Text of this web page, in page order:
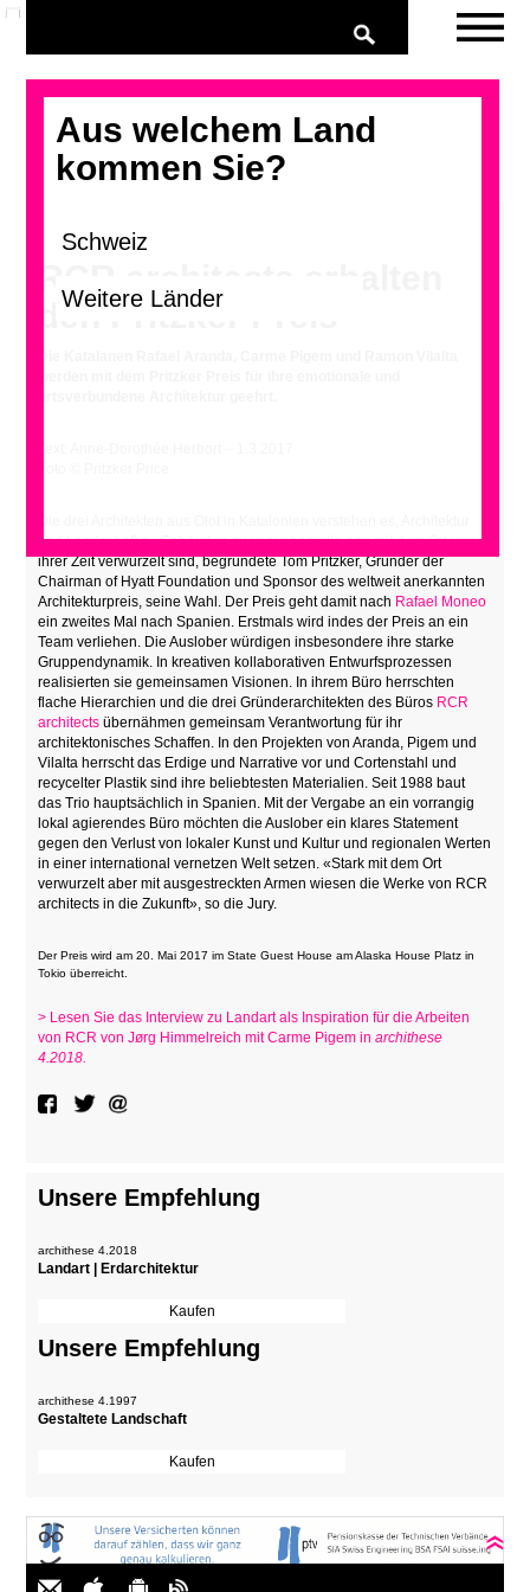
Aus welchem Land
kommen Sie?
den Pritzker Preis
und Landschaft zu Gebäuden zu verweben, die eng mit dem Ort und
ihrer Zeit verwurzelt sind, begründete Tom Pritzker, Gründer der
Chairman of Hyatt Foundation und Sponsor des weltweit anerkannten
Architekturpreis, seine Wahl. Der Preis geht damit nach Rafael Moneo
ein zweites Mal nach Spanien. Erstmals wird indes der Preis an ein
Team verliehen. Die Auslober würdigen insbesondere ihre starke
Gruppendynamik. In kreativen kollaborativen Entwurfsprozessen
realisierten sie gemeinsamen Visionen. In ihrem Büro herrschten
flache Hierarchien und die drei Gründerarchitekten des Büros RCR
architects übernähmen gemeinsam Verantwortung für ihr
architektonisches Schaffen. In den Projekten von Aranda, Pigem und
Vilalta herrscht das Erdige und Narrative vor und Cortenstahl und
recycelter Plastik sind ihre beliebtesten Materialien. Seit 1988 baut
das Trio hauptsächlich in Spanien. Mit der Vergabe an ein vorrangig
lokal agierendes Büro möchten die Auslober ein klares Statement
gegen den Verlust von lokaler Kunst und Kultur und regionalen Werten
in einer international vernetzen Welt setzen. «Stark mit dem Ort
verwurzelt aber mit ausgestreckten Armen wiesen die Werke von RCR
architects in die Zukunft», so die Jury.
Der Preis wird am 20. Mai 2017 im State Guest House am Alaska House Platz in
Tokio überreicht.
> Lesen Sie das Interview zu Landart als Inspiration für die Arbeiten
von RCR von Jørg Himmelreich mit Carme Pigem inarchithese
4.2018.
Unsere Empfehlung
archithese 4.2018
Landart | Erdarchitektur
Unsere Empfehlung
archithese 4.1997
Gestaltete Landschaft